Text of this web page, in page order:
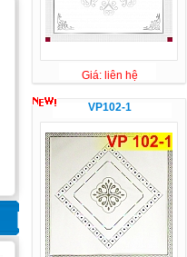
Giá: liên hệ
VP102-1